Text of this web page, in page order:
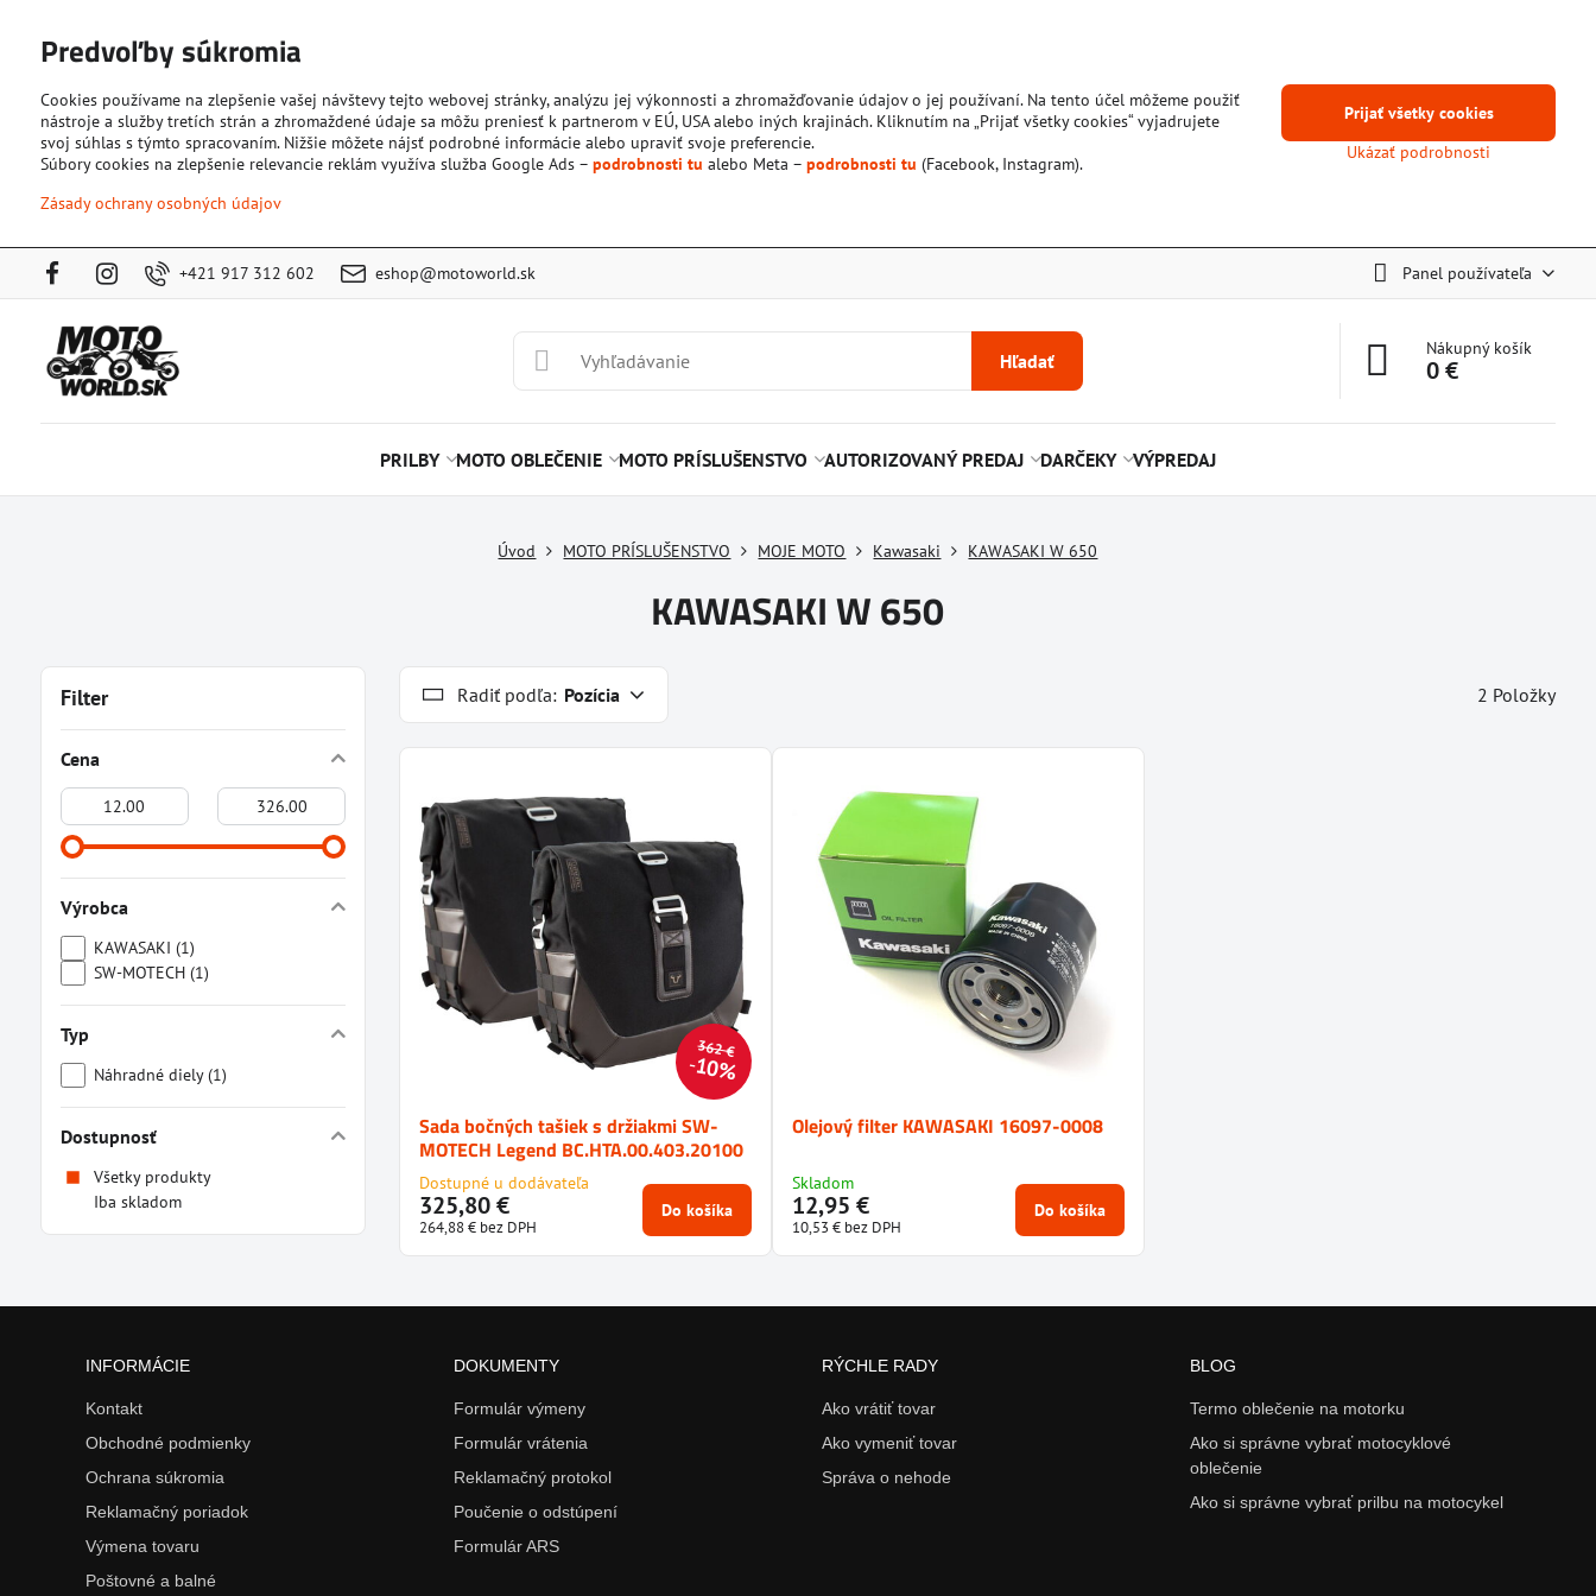
+421 917 312 602 eshop@motoworld.sk Panel používateľa
Hľadať
Nákupný košík
0 €
PRILBY MOTO OBLEČENIE MOTO PRÍSLUŠENSTVO AUTORIZOVANÝ PREDAJ DARČEKY VÝPREDAJ
Úvod MOTO PRÍSLUŠENSTVO MOJE MOTO Kawasaki KAWASAKI W 650
KAWASAKI W 650
Radiť podľa: Pozícia 2 Položky
362 €
10%
Sada bočných tašiek s držiakmi SW-
MOTECH Legend BC.HTA.00.403.20100
Dostupné u dodávateľa
325,80 €
264,88 € bez DPH
Do košíka
Olejový filter KAWASAKI 16097-0008
Skladom
12,95 €
10,53 € bez DPH
Do košíka
Filter
Cena
Od:
Do:
Výrobca
KAWASAKI (1)
SW-MOTECH (1)
Typ
Náhradné diely (1)
Dostupnosť
Všetky produkty
Iba skladom
INFORMÁCIE
Kontakt
Obchodné podmienky
Ochrana súkromia
Reklamačný poriadok
Výmena tovaru
Poštovné a balné
DOKUMENTY
Formulár výmeny
Formulár vrátenia
Reklamačný protokol
Poučenie o odstúpení
Formulár ARS
RÝCHLE RADY
Ako vrátiť tovar
Ako vymeniť tovar
Správa o nehode
BLOG
Termo oblečenie na motorku
Ako si správne vybrať motocyklové
oblečenie
Ako si správne vybrať prilbu na motocykel
Predvoľby súkromia
Cookies používame na zlepšenie vašej návštevy tejto webovej stránky, analýzu jej výkonnosti a zhromažďovanie údajov o jej používaní. Na tento účel môžeme použiť
nástroje a služby tretích strán a zhromaždené údaje sa môžu preniesť k partnerom v EÚ, USA alebo iných krajinách. Kliknutím na „Prijať všetky cookies“ vyjadrujete
svoj súhlas s týmto spracovaním. Nižšie môžete nájsť podrobné informácie alebo upraviť svoje preferencie.
Súbory cookies na zlepšenie relevancie reklám využíva služba Google Ads – podrobnosti tu alebo Meta – podrobnosti tu (Facebook, Instagram).
Zásady ochrany osobných údajov
Ukázať podrobnosti
Prijať všetky cookies